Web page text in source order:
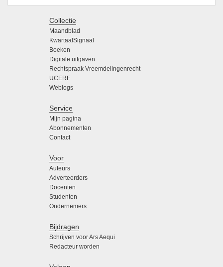
Collectie
Maandblad
KwartaalSignaal
Boeken
Digitale uitgaven
Rechtspraak Vreemdelingenrecht
UCERF
Weblogs
Service
Mijn pagina
Abonnementen
Contact
Voor
Auteurs
Adverteerders
Docenten
Studenten
Ondernemers
Bijdragen
Schrijven voor Ars Aequi
Redacteur worden